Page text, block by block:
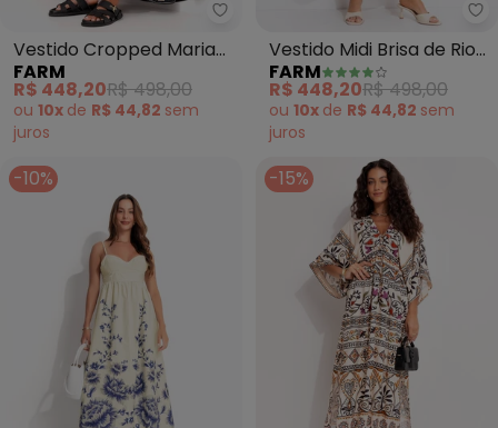
Farm - Vestido Cropped Maria
Vestido Cropped Maria
Lia (Preto)
FARM
R$ 448,20R$ 498,00
ou 10x de R$ 44,82 sem
juros
Vestido Midi Brisa de Rio
(Bege)
FARM
R$ 448,20R$ 498,00
ou 10x de R$ 44,82 sem
juros
-10% -15%